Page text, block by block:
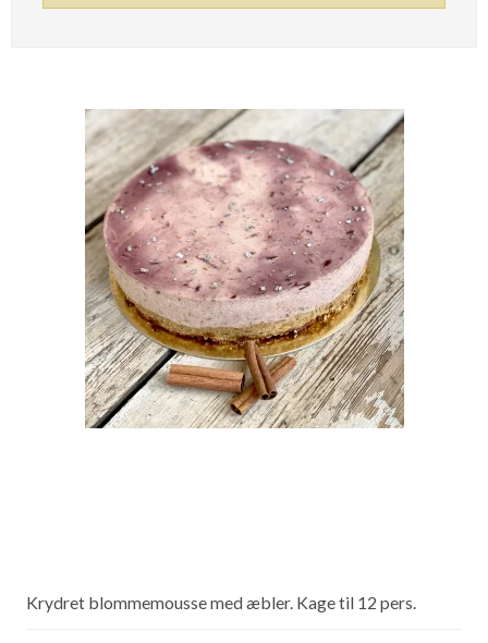
Krydret blommemousse med æbler. Kage til 12 pers.